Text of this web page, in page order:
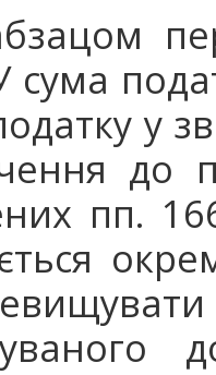
сума
у
до
пп.